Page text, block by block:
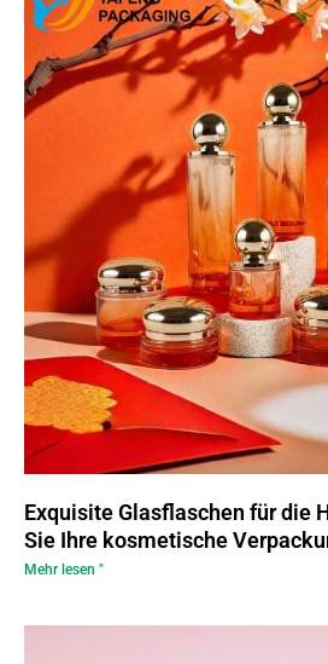
Exquisite Glasflaschen für die
Sie Ihre kosmetische
Mehr lesen "